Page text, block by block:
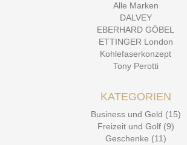
Alle Marken
DALVEY
EBERHARD GÖBEL
ETTINGER London
Kohlefaserkonzept
Tony Perotti
KATEGORIEN
Business und Geld (15)
Freizeit und Golf (9)
Geschenke (11)